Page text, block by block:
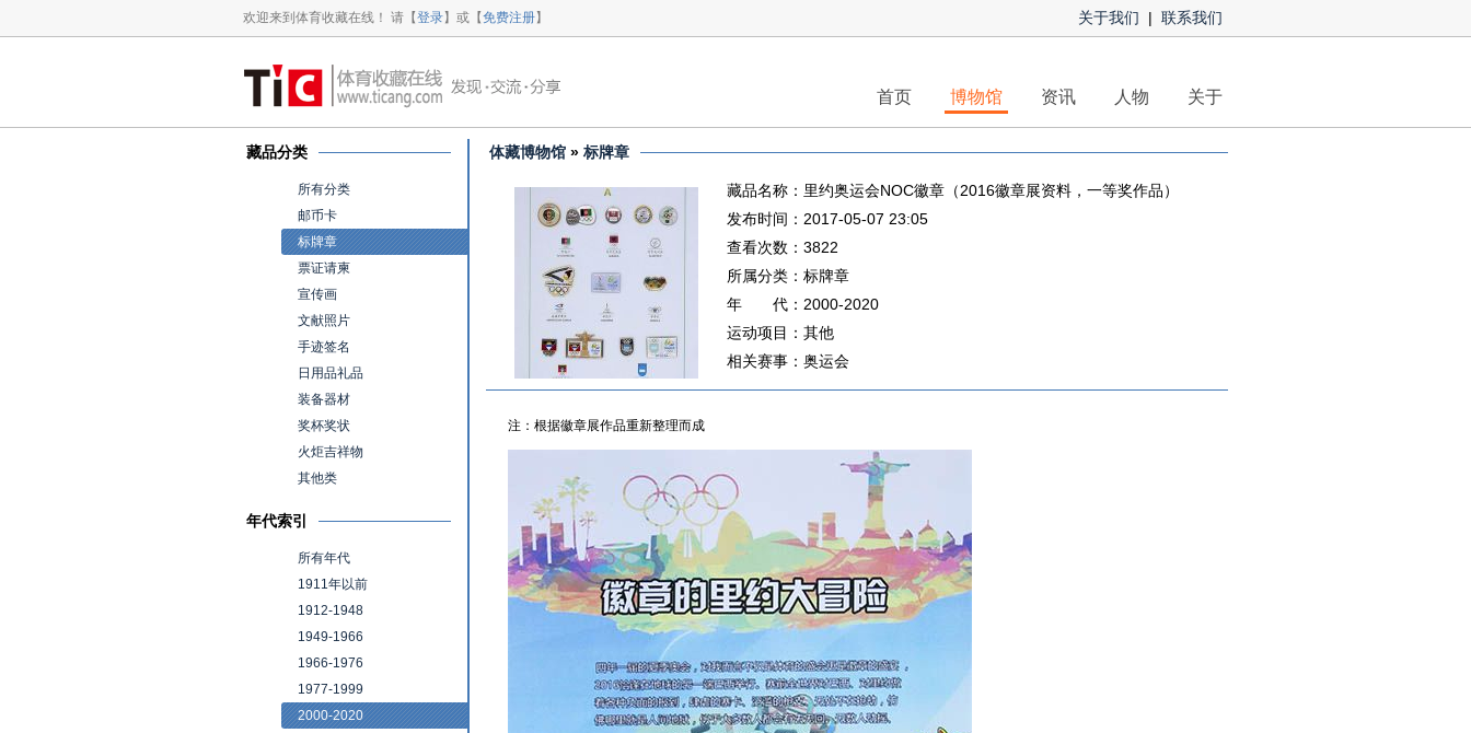
欢迎来到体育收藏在线！ 请【登录】或【免费注册】 关于我们 | 联系我们
首页 博物馆 资讯 人物 关于
藏品分类
所有分类
邮币卡
标牌章
票证请柬
宣传画
文献照片
手迹签名
日用品礼品
装备器材
奖杯奖状
火炬吉祥物
其他类
年代索引
所有年代
1911年以前
1912-1948
1949-1966
1966-1976
1977-1999
2000-2020
体藏博物馆 » 标牌章
藏品名称：里约奥运会NOC徽章（2016徽章展资料，一等奖作品）
发布时间：2017-05-07 23:05
查看次数：3822
所属分类：标牌章
年 代：2000-2020
运动项目：其他
相关赛事：奥运会
注：根据徽章展作品重新整理而成